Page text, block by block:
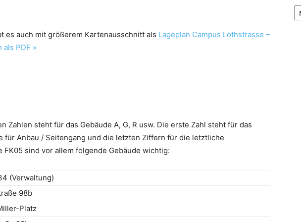
es auch mit größerem Kartenausschnitt als Lageplan Campus Lothstrasse –
als PDF »
Zahlen steht für das Gebäude A, G, R usw. Die erste Zahl steht für das
für Anbau / Seitengang und die letzten Ziffern für die letztliche
FK05 sind vor allem folgende Gebäude wichtig:
(Verwaltung)
98b
Platz